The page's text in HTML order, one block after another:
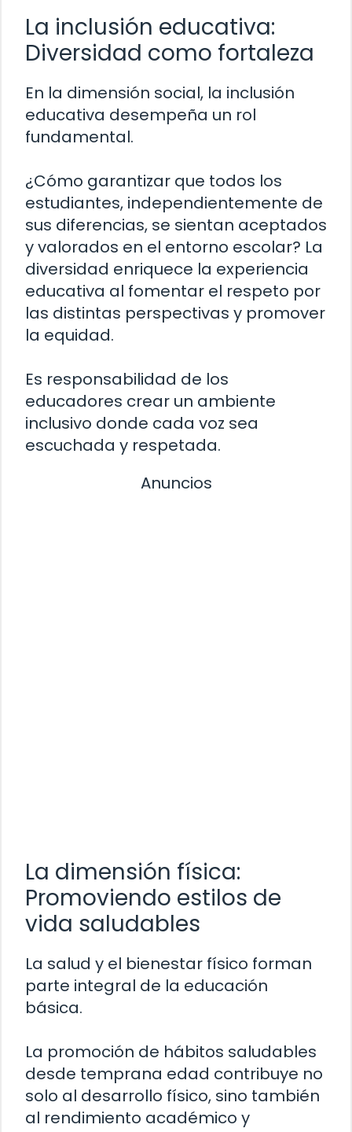
La inclusión educativa:
Diversidad como fortaleza
En la dimensión social, la inclusión
educativa desempeña un rol
fundamental.
¿Cómo garantizar que todos los
estudiantes, independientemente de
sus diferencias, se sientan aceptados
y valorados en el entorno escolar? La
diversidad enriquece la experiencia
educativa al fomentar el respeto por
las distintas perspectivas y promover
la equidad.
Es responsabilidad de los
educadores crear un ambiente
inclusivo donde cada voz sea
escuchada y respetada.
Anuncios
La dimensión física:
Promoviendo estilos de
vida saludables
La salud y el bienestar físico forman
parte integral de la educación
básica.
La promoción de hábitos saludables
desde temprana edad contribuye no
solo al desarrollo físico, sino también
al rendimiento académico y